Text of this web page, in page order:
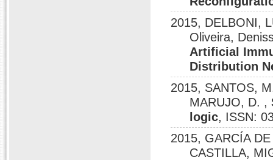
2015, DELBONI,
Oliveira,
Artificial
Distribution
2015, SANTOS,
MARUJO, D. ,
logic, ISSN:
2015, GARCÍA
CASTILLA,